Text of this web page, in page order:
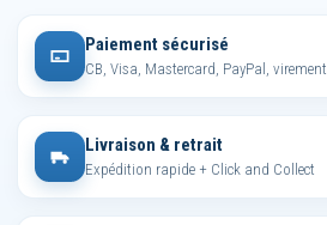
Paiement sécurisé
CB, Visa, Mastercard, PayPal, virement
Livraison & retrait
Expédition rapide + Click and Collect